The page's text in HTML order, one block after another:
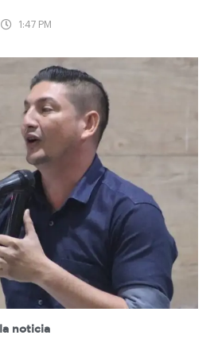
1:47 PM
noticia